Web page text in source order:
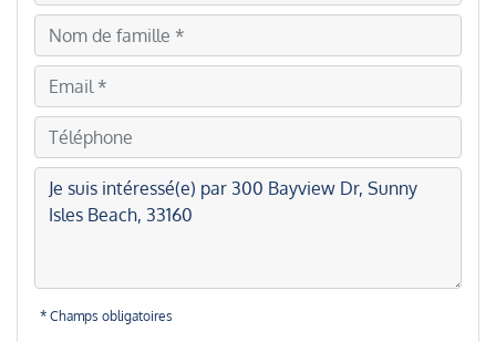
* Champs obligatoires